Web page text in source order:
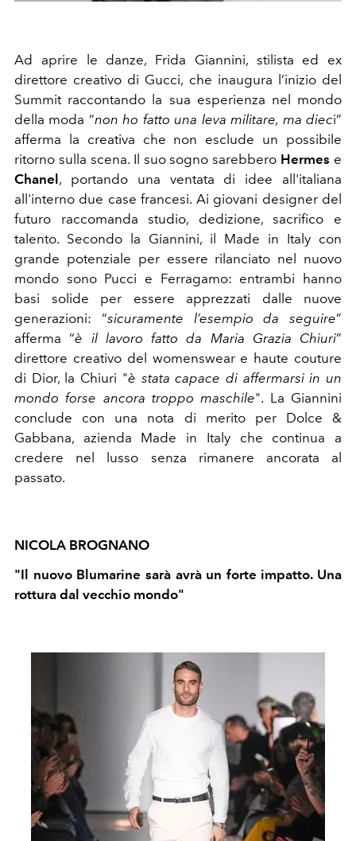
Ad aprire le danze, Frida Giannini, stilista ed ex
direttore creativo di Gucci, che inaugura l’inizio del
Summit raccontando la sua esperienza nel mondo
della moda “non ho fatto una leva militare, ma dieci”
afferma la creativa che non esclude un possibile
ritorno sulla scena. Il suo sogno sarebbero Hermes e
Chanel, portando una ventata di idee all'italiana
all'interno due case francesi. Ai giovani designer del
futuro raccomanda studio, dedizione, sacrifico e
talento. Secondo la Giannini, il Made in Italy con
grande potenziale per essere rilanciato nel nuovo
mondo sono Pucci e Ferragamo: entrambi hanno
basi solide per essere apprezzati dalle nuove
generazioni: “sicuramente l’esempio da seguire”
afferma “è il lavoro fatto da Maria Grazia Chiuri”
direttore creativo del womenswear e haute couture
di Dior, la Chiuri "è stata capace di affermarsi in un
mondo forse ancora troppo maschile". La Giannini
conclude con una nota di merito per Dolce &
Gabbana, azienda Made in Italy che continua a
credere nel lusso senza rimanere ancorata al
passato.
NICOLA BROGNANO
"Il nuovo Blumarine sarà avrà un forte impatto. Una
rottura dal vecchio mondo"